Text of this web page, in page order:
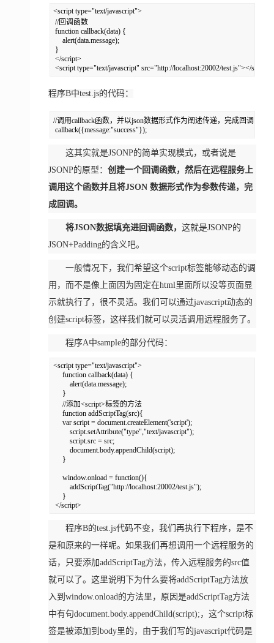
<script type="text/javascript">
//回调函数
function callback(data) {
alert(data.message);
}
</script>
<script type="text/javascript" src="http://localhost:20002/test.js"></script>
程序B中test.js的代码：
//调用callback函数，并以json数据形式作为阐述传递，完成回调
callback({message:"success"});
这其实就是JSONP的简单实现模式，或者说是
JSONP的原型： 创建一个回调函数，然后在远程服务上
调用这个函数并且将JSON 数据形式作为参数传递，完
成回调。
将JSON数据填充进回调函数， 这就是JSONP的
JSON+Padding的含义吧。
一般情况下，我们希望这个script标签能够动态的调
用，而不是像上面因为固定在html里面所以没等页面显
示就执行了，很不灵活。我们可以通过javascript动态的
创建script标签，这样我们就可以灵活调用远程服务了。
程序A中sample的部分代码：
<script type="text/javascript">
function callback(data) {
alert(data.message);
}
//添加<script>标签的方法
function addScriptTag(src){
var script = document.createElement('script');
script.setAttribute("type","text/javascript");
script.src = src;
document.body.appendChild(script);
}
window.onload = function(){
addScriptTag("http://localhost:20002/test.js");
}
</script>
程序B的test.js代码不变，我们再执行下程序，是不
是和原来的一样呢。如果我们再想调用一个远程服务的
话，只要添加addScriptTag方法，传入远程服务的src值
就可以了。这里说明下为什么要将addScriptTag方法放
入到window.onload的方法里，原因是addScriptTag方法
中有句document.body.appendChild(script);，这个script标
签是被添加到body里的，由于我们写的javascript代码是